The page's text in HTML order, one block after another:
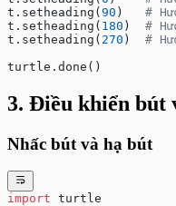
t.setheading( 90 ) #
t.setheading( 180 ) #
t.setheading( 270 ) #
turtle.done()
3. Điều khiển bút
Nhấc bút và hạ bút
import turtle